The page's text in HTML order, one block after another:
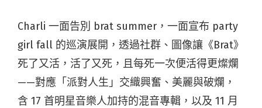
Charli 一面告別 brat summer，一面宣布 party
girl fall 的巡演展開，透過社群、圖像讓《Brat》
死了又活，活了又死，且每死一次便活得更燦爛
——對應「派對人生」交織興奮、美麗與破爛，
含 17 首明星音樂人加持的混音專輯，以及 11 月